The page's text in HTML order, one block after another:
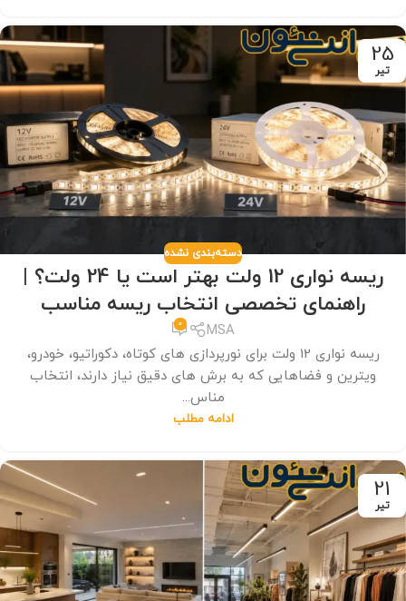
25
تیر
دسته‌بندی نشده
ریسه نواری 12 ولت بهتر است یا 24 ولت؟ |
راهنمای تخصصی انتخاب ریسه مناسب
MSA
0
ریسه نواری 12 ولت برای نورپردازی های کوتاه، دکوراتیو، خودرو،
ویترین و فضاهایی که به برش های دقیق نیاز دارند، انتخاب
مناس...
ادامه مطلب
21
تیر